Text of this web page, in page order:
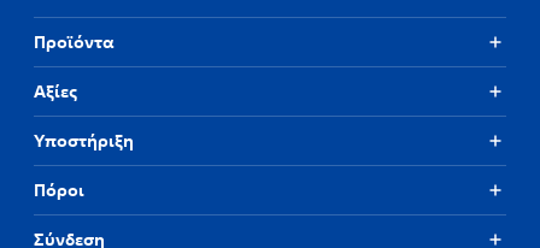
Προϊόντα
Αξίες
Υποστήριξη
Πόροι
Σύνδεση